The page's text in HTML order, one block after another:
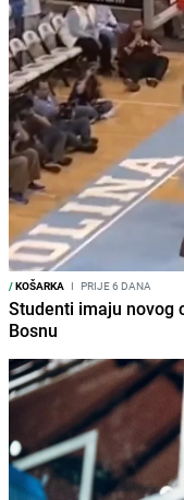
/KOŠARKA I PRIJE 6 DANA
Studenti imaju novog
Bosnu